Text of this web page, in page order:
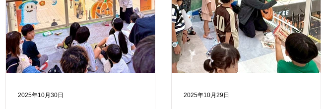
フを、ガラスいっぱいに描いていただき
ました。地域の物語とクリスマスの世界
観が調和した、やさしく温かみのある作
品となりました。 描き始める前には、講
師による事前講習の時間を設け、初めて
チョークアートに触れるお子さまでも安
めました。親子やご家族同士で相談しな
という透明な境界に来場者の皆さま一人
ひとりの色と発想が重ねられていきまし
た。 当日はチョークアーティストが描き
方をやさしくご案内し、はじめてチョー
クアートに触れるお子さまから大人の方
まで、安心してご参加いただける空間づ
ら描く体験は、普段とは異なる特別な創
2025年10月30日 2025年10月29日